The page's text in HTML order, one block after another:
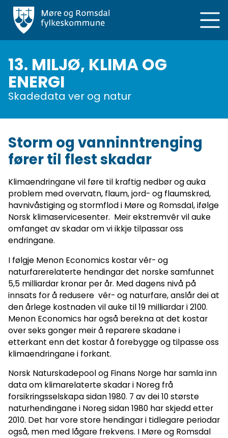
Hopp
hovedinnhold
13. MILJØ, KLIMA OG
ENERGI
Skadedata ver og natur
Storm og vanninntrenging
fører til flest skadar
Klimaendringane vil føre til kraftig nedbør og auka
problem med overvatn, flaum, jord- og flaumskred,
havnivåstiging og stormflod i Møre og Romsdal, ifølge
Norsk klimaservicesenter. Meir ekstremvêr vil auke
omfanget av skadar om vi ikkje tilpassar oss
endringane.
I følgje Menon Economics kostar vêr- og
naturfarerelaterte hendingar det norske samfunnet
5,5 milliardar kronar per år. Med dagens nivå på
innsats for å redusere vêr- og naturfare, anslår dei at
den årlege kostnaden vil auke til 19 milliardar i 2100.
Menon Economics har også berekna at det kostar
over seks gonger meir å reparere skadane i
etterkant enn det kostar å forebygge og tilpasse oss
klimaendringane i forkant.
Norsk Naturskadepool og Finans Norge har samla inn
data om klimarelaterte skadar i Noreg frå
forsikringsselskapa sidan 1980. 7 av dei 10 største
naturhendingane i Noreg sidan 1980 har skjedd etter
2010. Det har vore store hendingar i tidlegare periodar
også, men med lågare frekvens. I Møre og Romsdal